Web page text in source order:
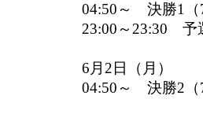
04:50～ 決勝1（
23:00～23:30 予
6月2日（月）
04:50～ 決勝2（